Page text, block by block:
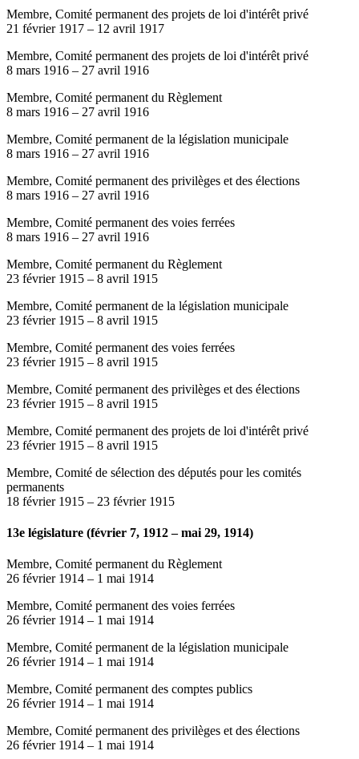
Membre, Comité permanent des projets de loi d'intérêt privé
21 février 1917 – 12 avril 1917
Membre, Comité permanent des projets de loi d'intérêt privé
8 mars 1916 – 27 avril 1916
Membre, Comité permanent du Règlement
8 mars 1916 – 27 avril 1916
Membre, Comité permanent de la législation municipale
8 mars 1916 – 27 avril 1916
Membre, Comité permanent des privilèges et des élections
8 mars 1916 – 27 avril 1916
Membre, Comité permanent des voies ferrées
8 mars 1916 – 27 avril 1916
Membre, Comité permanent du Règlement
23 février 1915 – 8 avril 1915
Membre, Comité permanent de la législation municipale
23 février 1915 – 8 avril 1915
Membre, Comité permanent des voies ferrées
23 février 1915 – 8 avril 1915
Membre, Comité permanent des privilèges et des élections
23 février 1915 – 8 avril 1915
Membre, Comité permanent des projets de loi d'intérêt privé
23 février 1915 – 8 avril 1915
Membre, Comité de sélection des députés pour les comités
permanents
18 février 1915 – 23 février 1915
13e législature (février 7, 1912 – mai 29, 1914)
Membre, Comité permanent du Règlement
26 février 1914 – 1 mai 1914
Membre, Comité permanent des voies ferrées
26 février 1914 – 1 mai 1914
Membre, Comité permanent de la législation municipale
26 février 1914 – 1 mai 1914
Membre, Comité permanent des comptes publics
26 février 1914 – 1 mai 1914
Membre, Comité permanent des privilèges et des élections
26 février 1914 – 1 mai 1914